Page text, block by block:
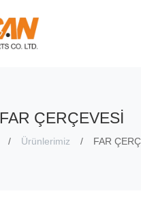
FAR ÇERÇEVESİ
Ürünlerimiz FAR